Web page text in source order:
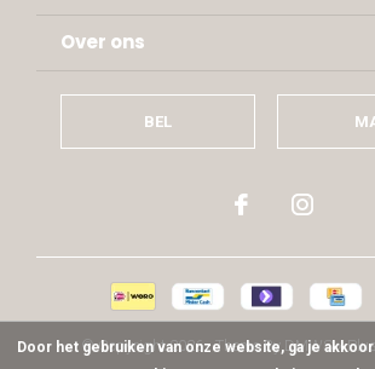
Over ons
BEL
© Copyright2026- Theme ByDMWSx
Door het gebruiken van onze website, ga je